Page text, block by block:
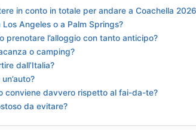
in conto in totale per andare a Coachella 2026
Angeles o a Palm Springs?
prenotare l’alloggio con tanto anticipo?
o camping?
dall’Italia?
conviene davvero rispetto al fai-da-te?
da evitare?